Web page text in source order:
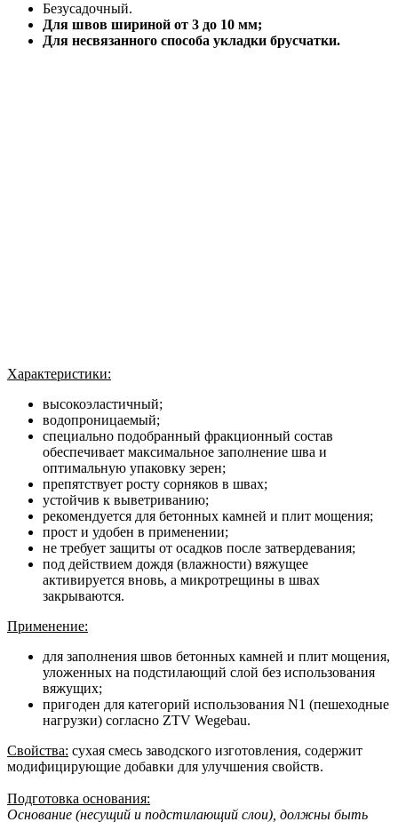
Безусадочный.
Для швов шириной от 3 до 10 мм;
Для несвязанного способа укладки брусчатки.
Характеристики:
высокоэластичный;
водопроницаемый;
специально подобранный фракционный состав
обеспечивает максимальное заполнение шва и
оптимальную упаковку зерен;
препятствует росту сорняков в швах;
устойчив к выветриванию;
рекомендуется для бетонных камней и плит мощения;
прост и удобен в применении;
не требует защиты от осадков после затвердевания;
под действием дождя (влажности) вяжущее
активируется вновь, а микротрещины в швах
закрываются.
Применение:
для заполнения швов бетонных камней и плит мощения,
уложенных на подстилающий слой без использования
вяжущих;
пригоден для категорий использования N1 (пешеходные
нагрузки) согласно ZTV Wegebau.
Свойства: сухая смесь заводского изготовления, содержит
модифицирующие добавки для улучшения свойств.
Подготовка основания:
Основание (несущий и подстилающий слои), должны быть